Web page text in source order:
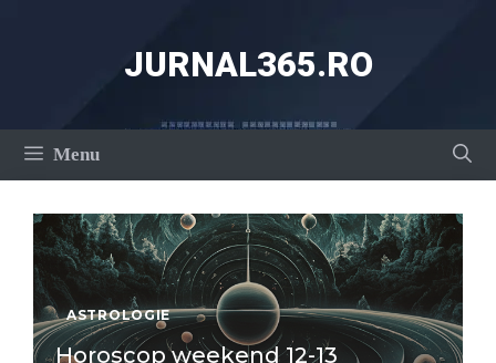
JURNAL365.RO
Menu
ASTROLOGIE
Horoscop weekend 12-13